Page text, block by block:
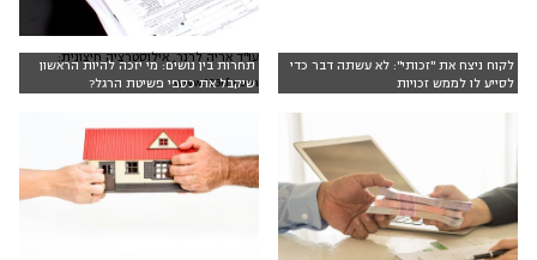
לקוח ניצח את "זכותי": לא עשתה דבר כדי
לסייע לו לממש זכויות
תחרות בין נושים: מי יזכה להיות הראשון
שיקבל את כספי פשיטת הרגל?
עו"ד אריה לרנר, אילוסטרציה חיצונית:
www.123rf.com